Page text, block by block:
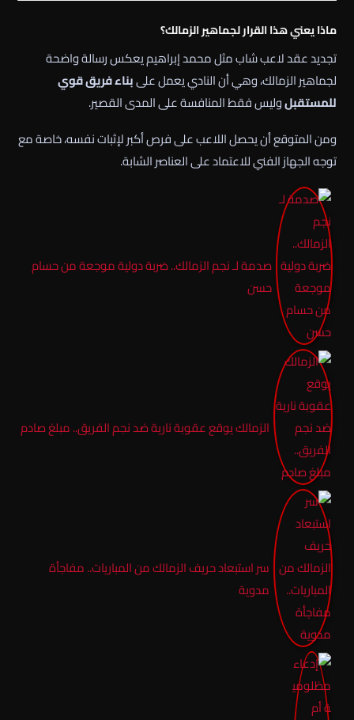
ماذا يعني هذا القرار لجماهير الزمالك؟
تجديد عقد لاعب شاب مثل محمد إبراهيم يعكس رسالة واضحة
لجماهير الزمالك، وهي أن النادي يعمل علىبناء فريق قوي
للمستقبلوليس فقط المنافسة على المدى القصير.
ومن المتوقع أن يحصل اللاعب على فرص أكبر لإثبات نفسه، خاصة مع
توجه الجهاز الفني للاعتماد على العناصر الشابة.
صدمة لـ نجم الزمالك.. ضربة دولية موجعة من حسام
حسن
الزمالك يوقع عقوبة نارية ضد نجم الفريق.. مبلغ صادم
سر استبعاد حريف الزمالك من المباريات.. مفاجأة
مدوية